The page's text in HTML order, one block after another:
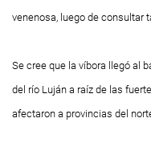
venenosa, luego de consultar
Se cree que la víbora llegó al
del río Luján a raíz de las
afectaron a provincias del